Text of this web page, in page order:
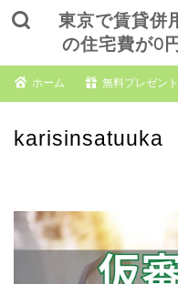
東京で賃貸併
の住宅費が0
ホーム 無料プレゼント
karisinsatuuka